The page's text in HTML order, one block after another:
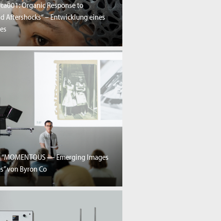
Organic Response to
Aftershocks“ – Entwicklung eines
— Emerging Images
von Byron Co